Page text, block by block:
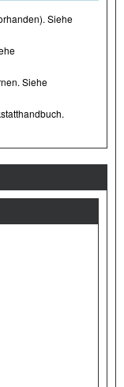
Siehe
Siehe